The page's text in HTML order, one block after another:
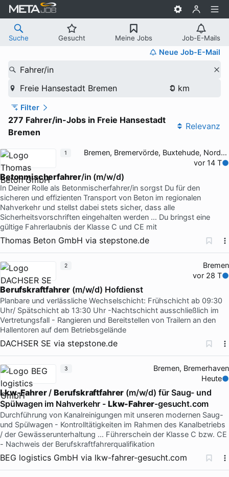
Suche Gesucht Meine Jobs Job-E-Mails
Neue Job-E-Mail
Fahrer/in
Freie Hansestadt Bremen
Filter
277 Fahrer/in-Jobs in Freie Hansestadt
Bremen
Relevanz
Bremen, Bremervörde, Buxtehude, Nordholz
vor 14 T
Betonmischerfahrer/in (m/w/d)
In Deiner Rolle als Betonmischerfahrer/in sorgst Du für den
sicheren und effizienten Transport von Beton im regionalen
Nahverkehr und stellst dabei stets sicher, dass alle
Sicherheitsvorschriften eingehalten werden … Du bringst eine
gültige Fahrerlaubnis der Klasse C und CE mit
Thomas Beton GmbH via stepstone.de
1
Bremen
vor 28 T
Berufskraftfahrer (m/w/d) Hofdienst
Planbare und verlässliche Wechselschicht: Frühschicht ab 09:30
Uhr/ Spätschicht ab 13:30 Uhr -Nachtschicht ausschließlich im
Vertretungsfall - Rangieren und Bereitstellen von Trailern an den
Hallentoren auf dem Betriebsgelände
DACHSER SE via stepstone.de
2
Bremen, Bremerhaven
Heute
Lkw-Fahrer/ Berufskraftfahrer (m/w/d) für Saug- und
Spülwagen im Nahverkehr - Lkw-Fahrer-gesucht.com
Durchführung von Kanalreinigungen mit unseren modernen Saug-
und Spülwagen - Kontrolltätigkeiten im Rahmen des Kanalbetriebs
/ der Gewässerunterhaltung … Führerschein der Klasse C bzw. CE
- Nachweis der Berufskraftfahrerqualifikation
BEG logistics GmbH via lkw-fahrer-gesucht.com
3